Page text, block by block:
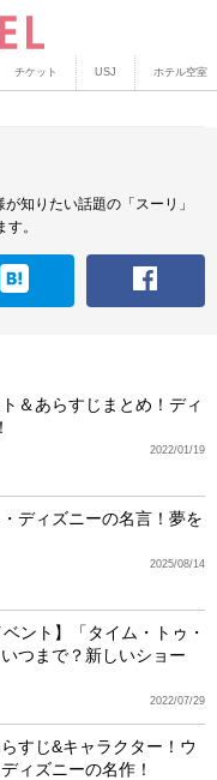
チケット USJ ホテル空室
が知りたい話題の「スーリ」
。
＆あらすじまとめ！ディ
2022/01/19
ディズニーの名言！夢を
2025/08/14
ント】「タイム・トゥ・
つまで？新しいショー
2022/07/29
すじ&キャラクター！ウ
ィズニーの名作！